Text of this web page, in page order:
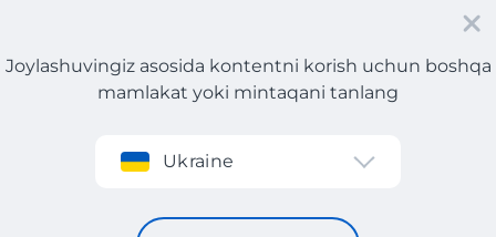
Roʻyxatdan oʻtish
Joylashuvingiz asosida kontentni korish uchun boshqa
mamlakat yoki mintaqani tanlang
Ukraine
Heine